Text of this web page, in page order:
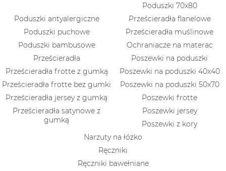
Poduszki 70x80
Poduszki antyalergiczne
Poduszki puchowe
Poduszki bambusowe
Prześcieradła
Prześcieradła frotte z gumką
Prześcieradła frotte bez gumki
Prześcieradła jersey z gumką
Prześcieradła satynowe z
gumką
Prześcieradła flanelowe
Prześcieradła muślinowe
Ochraniacze na materac
Poszewki na poduszki
Poszewki na poduszki 40x40
Poszewki na poduszki 50x70
Poszewki frotte
Poszewki jersey
Poszewki z kory
Narzuty na łóżko
Ręczniki
Ręczniki bawełniane